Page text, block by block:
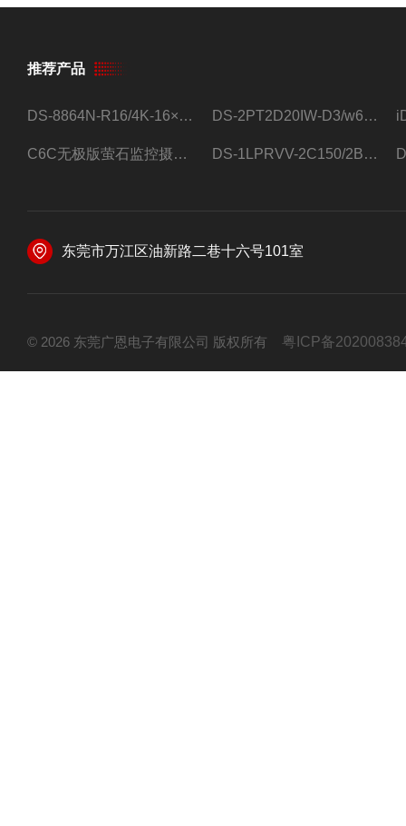
推荐产品
DS-8864N-R16/4K-16×4T/希捷16盘位录像机 DS-2PT2D20IW-D3/w64路高清硬盘录像机
C6C无极版萤石监控摄像头 DS-1LPRVV-2C150/2B监控室外夜视高清电源线护套线200米/卷
东莞市万江区油新路二巷十六号101室
© 2026 东莞广恩电子有限公司 版权所有 粤ICP备